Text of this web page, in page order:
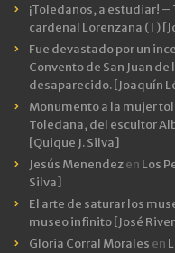
¡Toledanos, a estudiar!
cardenal Lorenzana ( I )
Fue devastado por un
Convento de San Juan
desaparecido. [Joaquín
Monumento a la mujer
Toledana, del escultor
[Quique J. Silva]
Jesús Menendezen Los
Silva]
El arte de saturar los
museo infinito [José
Gloria Corral Morales en